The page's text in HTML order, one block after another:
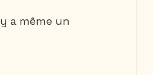
a même un